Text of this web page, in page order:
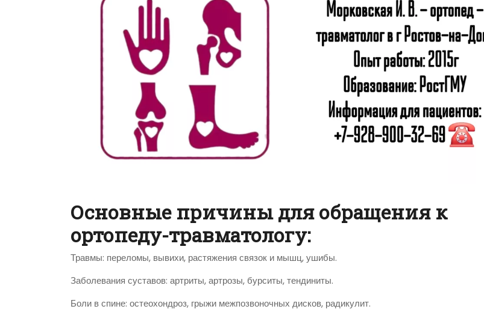
Основные причины для обращения к
ортопеду-травматологу:
Травмы: переломы, вывихи, растяжения связок и мышц, ушибы.
Заболевания суставов: артриты, артрозы, бурситы, тендиниты.
Боли в спине: остеохондроз, грыжи межпозвоночных дисков, радикулит.